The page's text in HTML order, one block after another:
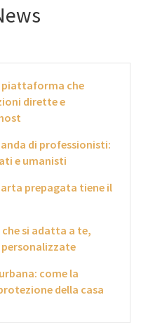
piattaforma che
dirette e
di professionisti:
e umanisti
prepagata tiene il
che si adatta a te,
come la
della casa